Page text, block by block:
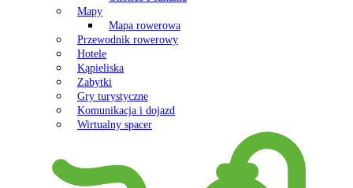
Mapy
Mapa rowerowa
Przewodnik rowerowy
Hotele
Kąpieliska
Zabytki
Gry turystyczne
Komunikacja i dojazd
Wirtualny spacer